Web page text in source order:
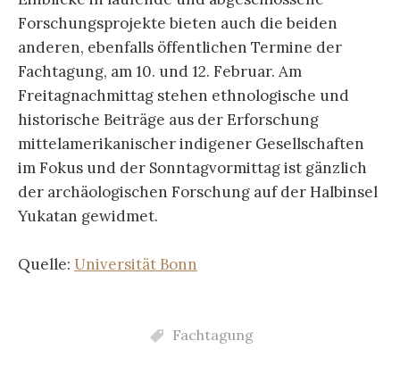
Forschungsprojekte bieten auch die beiden
anderen, ebenfalls öffentlichen Termine der
Fachtagung, am 10. und 12. Februar. Am
Freitagnachmittag stehen ethnologische und
historische Beiträge aus der Erforschung
mittelamerikanischer indigener Gesellschaften
im Fokus und der Sonntagvormittag ist gänzlich
der archäologischen Forschung auf der Halbinsel
Yukatan gewidmet.
Quelle: Universität Bonn
Fachtagung